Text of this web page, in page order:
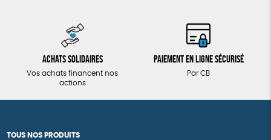
Achats solidaires
Vos achats financent nos
actions
Paiement en ligne sécurisé
Par CB
TOUS NOS PRODUITS